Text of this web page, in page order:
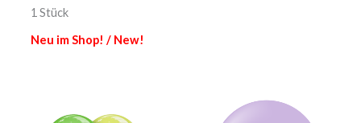
1 Stück
Neu im Shop! / New!